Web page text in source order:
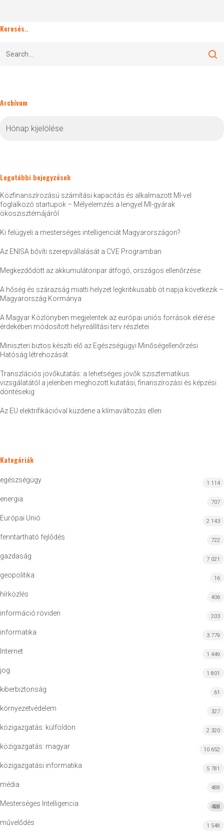
Keresés..
Archívum
Legutóbbi bejegyzések
Közfinanszírozású számítási kapacitás és alkalmazott MI-vel
foglalkozó startupok – Mélyelemzés a lengyel MI-gyárak
ökoszisztémájáról
Ki felügyeli a mesterséges intelligenciát Magyarországon?
Az ENISA bővíti szerepvállalását a CVE Programban
Megkezdődött az akkumulátoripar átfogó, országos ellenőrzése
A hőség és szárazság miatti helyzet legkritikusabb öt napja következik –
Magyarország Kormánya
A Magyar Közlönyben megjelentek az európai uniós források elérése
érdekében módosított helyreállítási terv részletei
Miniszteri biztos készíti elő az Egészségügyi Minőségellenőrzési
Hatóság létrehozását
Transzlációs jövőkutatás: a lehetséges jövők szisztematikus
vizsgálatától a jelenben meghozott kutatási, finanszírozási és képzési
döntésekig
Az EU elektrifikációval küzdene a klímaváltozás ellen
Kategóriák
egészségügy 1 114
energia 707
Európai Unió 2 143
fenntartható fejlődés 722
gazdaság 7 021
geopolitika 16
hírközlés 406
információ röviden 203
informatika 3 779
Internet 1 449
jog 1 801
kiberbiztonság 61
környezetvédelem 327
közigazgatás: külföldön 2 320
közigazgatás: magyar 10 652
közigazgatási informatika 5 781
média 488
Mesterséges Intelligencia MI
422
művelődés 1 548